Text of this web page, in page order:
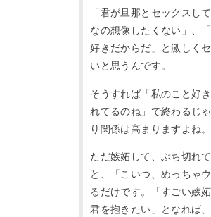
「君が旦那とセックスし
なの想像したくない」、
好きだからだ」と激しく
いと思うんです。
そうすれば「私のこと好
れてるのね」で終わるじ
り関係は高まりますよね。
ただ嫉妬して、ぶち切れ
と、「こいつ、めっちゃ
るだけです。「すごい嫉
君を抱きたい」となれば